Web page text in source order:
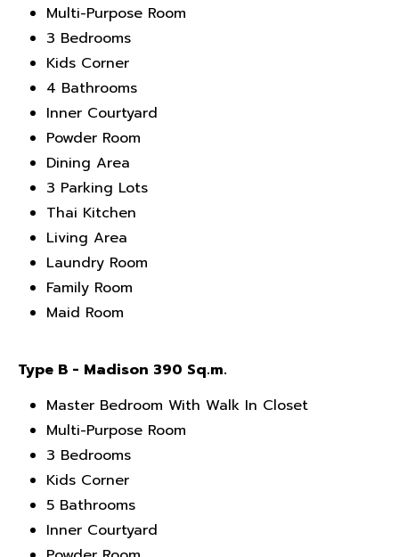
Multi-Purpose Room
3 Bedrooms
Kids Corner
4 Bathrooms
Inner Courtyard
Powder Room
Dining Area
3 Parking Lots
Thai Kitchen
Living Area
Laundry Room
Family Room
Maid Room
Type B - Madison 390 Sq.m.
Master Bedroom With Walk In Closet
Multi-Purpose Room
3 Bedrooms
Kids Corner
5 Bathrooms
Inner Courtyard